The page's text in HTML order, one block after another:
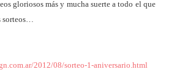
gloriosos más y mucha suerte a todo el que
sorteos…
2012/08/sorteo-1-aniversario.html